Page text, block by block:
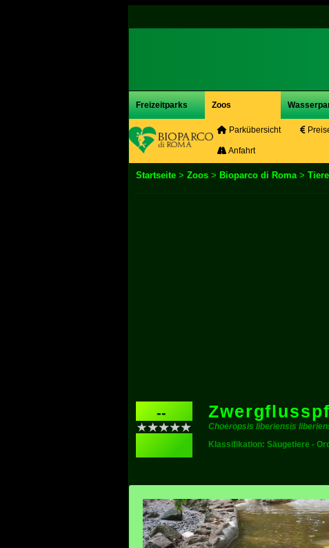
Freizeitparks Zoos
Parkübersicht
Anfahrt
Startseite > Zoos > Bioparco di Roma> Tiere
--
Choeropsis liberiensis
Klassifikation: Säugetiere -